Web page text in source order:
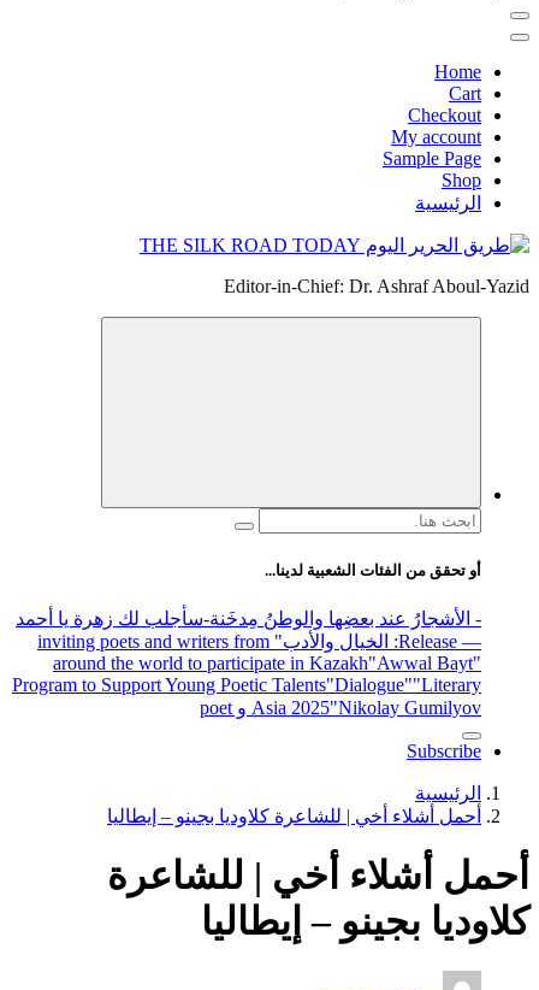
Home
Cart
Checkout
My account
Sample Page
Shop
الرئيسية
Editor-in-Chief: Dr. Ashraf Aboul-Yazid
البحث
أو تحقق من الفئات الشعبية لدينا...
- الأشجارُ عند بعضِها والوطنُ مِدخَنة-سأجلب لك زهرة يا أحمد
— Release
: الخيال والأدب
" inviting poets and writers from
around the world to participate in Kazakh"Awwal Bayt"
Program to Support Young Poetic Talents"Dialogue""Literary
Asia 2025"Nikolay Gumilyov و poet
Subscribe
الرئيسية
أحمل أشلاء أخي | للشاعرة كلاوديا بجينو – إيطاليا
أحمل أشلاء أخي | للشاعرة
كلاوديا بجينو – إيطاليا